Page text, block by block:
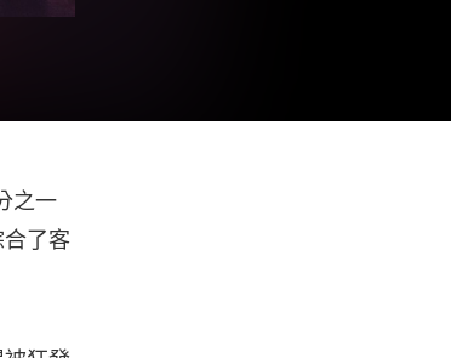
之一
了客